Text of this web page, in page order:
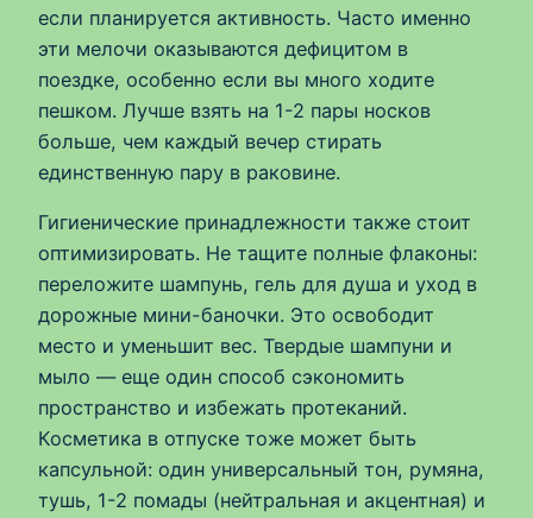
если планируется активность. Часто именно
эти мелочи оказываются дефицитом в
поездке, особенно если вы много ходите
пешком. Лучше взять на 1-2 пары носков
больше, чем каждый вечер стирать
единственную пару в раковине.
Гигиенические принадлежности также стоит
оптимизировать. Не тащите полные флаконы:
переложите шампунь, гель для душа и уход в
дорожные мини-баночки. Это освободит
место и уменьшит вес. Твердые шампуни и
мыло — еще один способ сэкономить
пространство и избежать протеканий.
Косметика в отпуске тоже может быть
капсульной: один универсальный тон, румяна,
тушь, 1-2 помады (нейтральная и акцентная) и